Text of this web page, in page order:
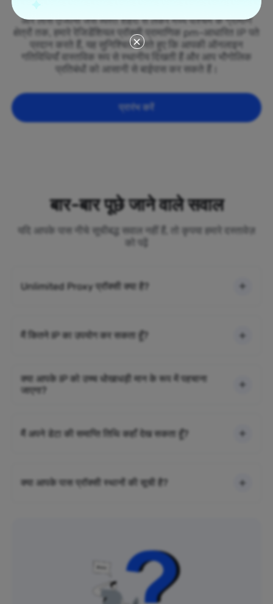
Pierre and Miquelon के सभी 50 राज्यों में फैला हुआ है। न्यूयॉर्क
और लॉस एंजिल्स जैसे व्यस्त शहरों से लेकर मध्य पश्चिम के ग्रामीण
क्षेत्रों तक, हमारे रेजिडेंशियल प्रॉक्सी प्रामाणिक pm-आधारित IP पते
प्रदान करते हैं, यह सुनिश्चित करते हुए कि आपकी ऑनलाइन
गतिविधियाँ वास्तविक रूप से स्थानीय दिखती हैं और आप भौगोलिक
प्रतिबंधों को आसानी से बाईपास कर सकते हैं।
प्रारंभ करें
बार-बार पूछे जाने वाले सवाल
यदि आपके पास नीचे सूचीबद्ध सवाल नहीं हैं, तो कृपया हमारे दस्तावेज़
को पढ़ें
Unlimited Proxy प्रॉक्सी क्या है?
मैं कितने IP का उपयोग कर सकता हूँ?
क्या आपके IP को उच्च धोखाधड़ी मान के रूप में पहचाना
जाएगा?
मैं अपने डेटा की समाप्ति तिथि कहाँ देख सकता हूँ?
क्या आपके पास प्रॉक्सी स्थानों की सूची है?